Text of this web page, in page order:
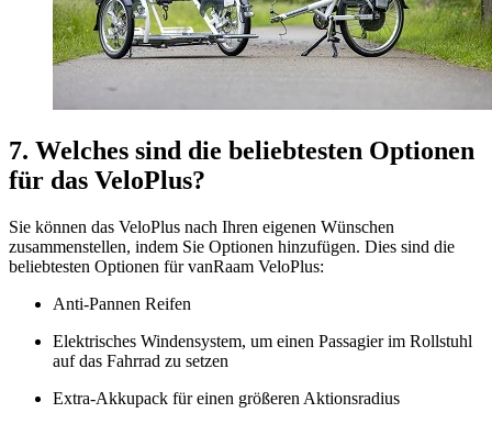
7. Welches sind die beliebtesten Optionen
für das VeloPlus?
Sie können das VeloPlus nach Ihren eigenen Wünschen
zusammenstellen, indem Sie Optionen hinzufügen. Dies sind die
beliebtesten Optionen für vanRaam VeloPlus:
Anti-Pannen Reifen
Elektrisches Windensystem, um einen Passagier im Rollstuhl
auf das Fahrrad zu setzen
Extra-Akkupack für einen größeren Aktionsradius